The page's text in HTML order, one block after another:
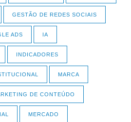
GESTÃO DE REDES SOCIAIS
ADS IA
INDICADORES
MARCA
DE CONTEÚDO
MERCADO